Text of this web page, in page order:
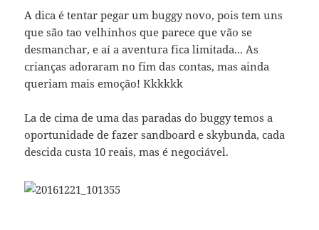
A dica é tentar pegar um buggy novo, pois tem uns
que são tao velhinhos que parece que vão se
desmanchar, e aí a aventura fica limitada... As
crianças adoraram no fim das contas, mas ainda
queriam mais emoção! Kkkkkk
La de cima de uma das paradas do buggy temos a
oportunidade de fazer sandboard e skybunda, cada
descida custa 10 reais, mas é negociável.